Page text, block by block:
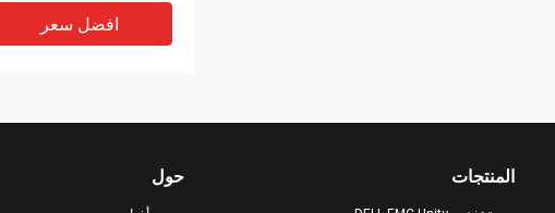
افضل سعر
حول المنتجات